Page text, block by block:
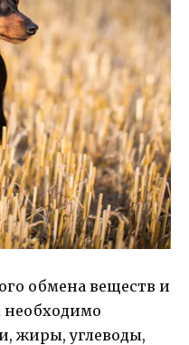
обмена веществ и
необходимо
жиры, углеводы,